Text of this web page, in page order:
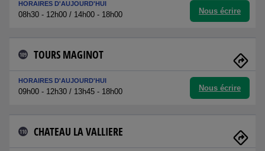
HORAIRES D'AUJOURD'HUI
08h30 - 12h00 / 14h00 - 18h00 Nous écrire
109 TOURS MAGINOT
HORAIRES D'AUJOURD'HUI
09h00 - 12h30 / 13h45 - 18h00 Nous écrire
110 CHATEAU LA VALLIERE